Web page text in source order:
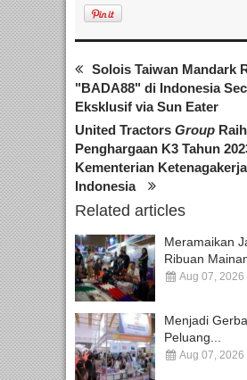
Solois Taiwan Mandark
"BADA88" di Indonesia
Eksklusif via Sun Eater
United Tractors Group Raih
Penghargaan K3 Tahun
Kementerian
Indonesia
Related articles
Meramaikan
Ribuan
Aug 07, 2026
Menjadi
Peluang...
Aug 07, 2026